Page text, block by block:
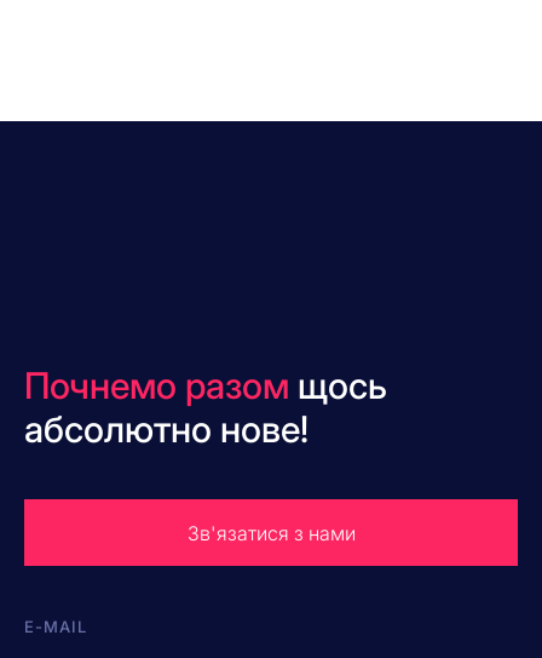
Почнемо разом щось
абсолютно нове!
Зв'язатися з нами
E-MAIL